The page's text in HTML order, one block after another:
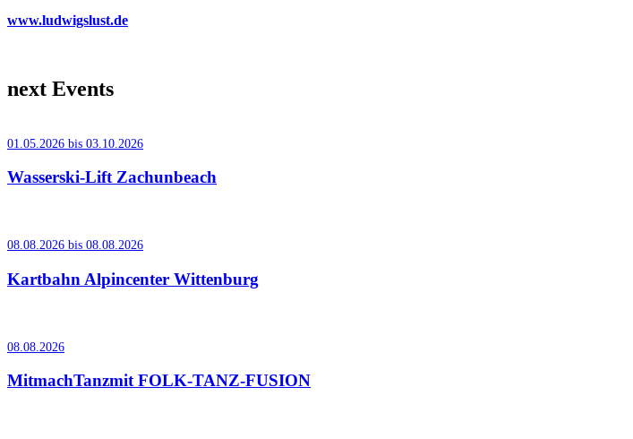
www.ludwigslust.de
next Events
01.05.2026 bis 03.10.2026
Wasserski-Lift Zachunbeach
08.08.2026 bis 08.08.2026
Kartbahn Alpincenter Wittenburg
08.08.2026
MitmachTanzmit FOLK-TANZ-FUSION